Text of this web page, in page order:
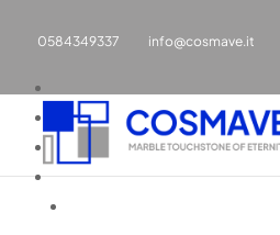
0584349337 info@cosmave.it